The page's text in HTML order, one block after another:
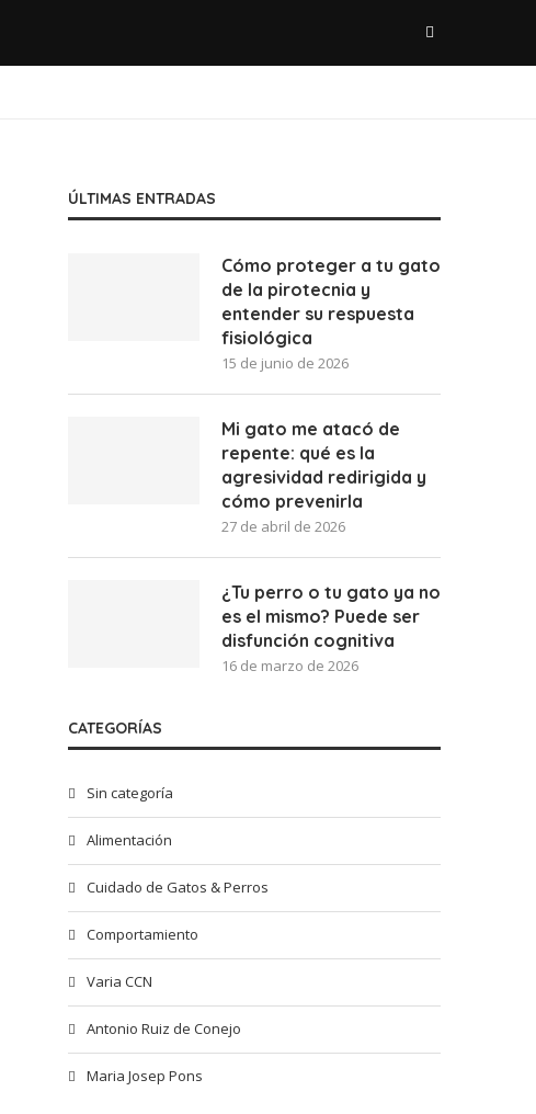
ÚLTIMAS ENTRADAS
Cómo proteger a tu gato
de la pirotecnia y
entender su respuesta
fisiológica
15 de junio de 2026
Mi gato me atacó de
repente: qué es la
agresividad redirigida y
cómo prevenirla
27 de abril de 2026
¿Tu perro o tu gato ya no
es el mismo? Puede ser
disfunción cognitiva
16 de marzo de 2026
CATEGORÍAS
Sin categoría
Alimentación
Cuidado de Gatos & Perros
Comportamiento
Varia CCN
Antonio Ruiz de Conejo
Maria Josep Pons